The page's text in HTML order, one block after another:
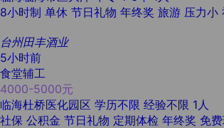
8小时制 单休 节日礼物 年终奖 旅游 压力小
台州田丰酒业
5小时前
食堂辅工
4000-5000元
临海杜桥医化园区 学历不限 经验不限 1人
社保 公积金 节日礼物 定期体检 年终奖 免